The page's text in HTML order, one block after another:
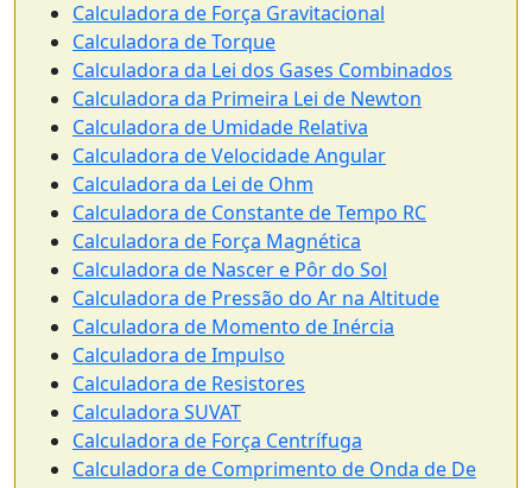
Calculadora de Força Gravitacional
Calculadora de Torque
Calculadora da Lei dos Gases Combinados
Calculadora da Primeira Lei de Newton
Calculadora de Umidade Relativa
Calculadora de Velocidade Angular
Calculadora da Lei de Ohm
Calculadora de Constante de Tempo RC
Calculadora de Força Magnética
Calculadora de Nascer e Pôr do Sol
Calculadora de Pressão do Ar na Altitude
Calculadora de Momento de Inércia
Calculadora de Impulso
Calculadora de Resistores
Calculadora SUVAT
Calculadora de Força Centrífuga
Calculadora de Comprimento de Onda de De